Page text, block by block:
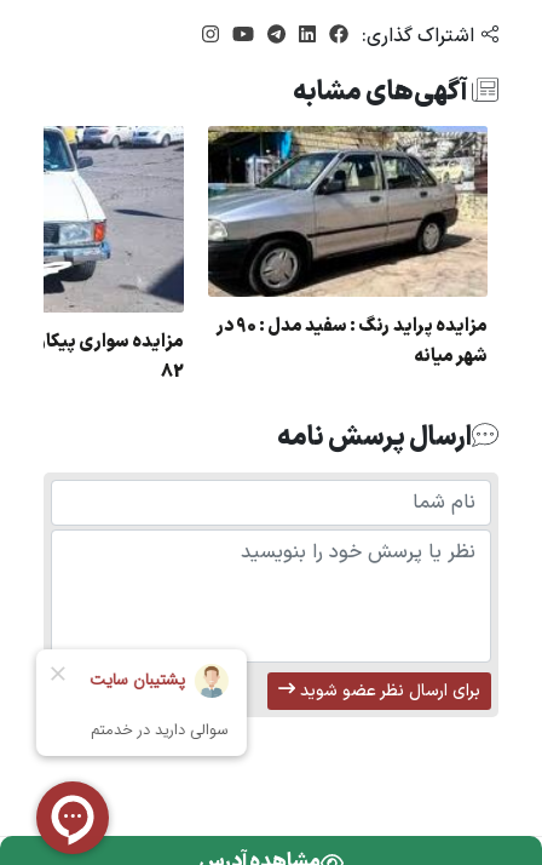
اشتراک گذاری:
آگهی‌های مشابه
82
مزایده پراید رنگ : سفید مدل : 90 در
شهر میانه
ارسال پرسش نامه
برای ارسال نظر عضو شوید